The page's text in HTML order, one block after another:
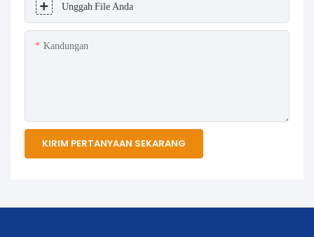
Unggah File Anda
Kandungan
KIRIM PERTANYAAN SEKARANG